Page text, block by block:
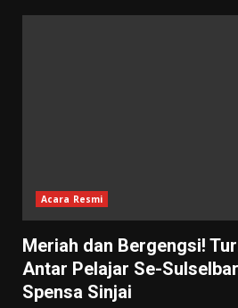
Acara Resmi
Meriah dan Bergengsi!
Antar Pelajar Se-
Spensa Sinjai